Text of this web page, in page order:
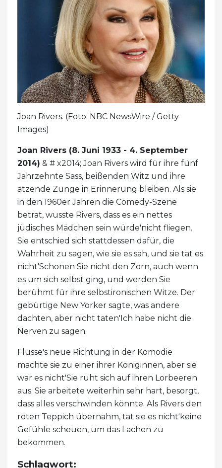
Joan Rivers. (Foto: NBC NewsWire / Getty
Images)
Joan Rivers (8. Juni 1933 - 4. September
2014) & # x2014; Joan Rivers wird für ihre fünf
Jahrzehnte Sass, beißenden Witz und ihre
ätzende Zunge in Erinnerung bleiben. Als sie
in den 1960er Jahren die Comedy-Szene
betrat, wusste Rivers, dass es ein nettes
jüdisches Mädchen sein würde'nicht fliegen.
Sie entschied sich stattdessen dafür, die
Wahrheit zu sagen, wie sie es sah, und sie tat es
nicht'Schonen Sie nicht den Zorn, auch wenn
es um sich selbst ging, und werden Sie
berühmt für ihre selbstironischen Witze. Der
gebürtige New Yorker sagte, was andere
dachten, aber nicht taten'Ich habe nicht die
Nerven zu sagen.
Flüsse's neue Richtung in der Komödie
machte sie zu einer ihrer Königinnen, aber sie
war es nicht'Sie ruht sich auf ihren Lorbeeren
aus. Sie arbeitete weiterhin sehr hart, besorgt,
dass alles verschwinden könnte. Als Rivers den
roten Teppich übernahm, tat sie es nicht'keine
Gefühle scheuen, um das Lachen zu
bekommen.
Schlagwort: